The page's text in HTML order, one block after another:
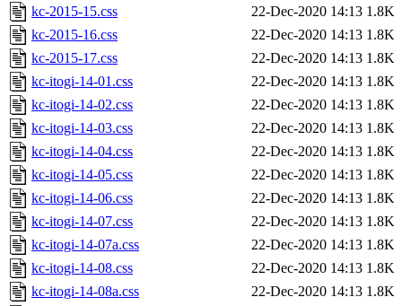
kc-2015-15.css
22-Dec-2020 14:13 1.8K
kc-2015-16.css
22-Dec-2020 14:13 1.8K
kc-2015-17.css
22-Dec-2020 14:13 1.8K
kc-itogi-14-01.css
22-Dec-2020 14:13 1.8K
kc-itogi-14-02.css
22-Dec-2020 14:13 1.8K
kc-itogi-14-03.css
22-Dec-2020 14:13 1.8K
kc-itogi-14-04.css
22-Dec-2020 14:13 1.8K
kc-itogi-14-05.css
22-Dec-2020 14:13 1.8K
kc-itogi-14-06.css
22-Dec-2020 14:13 1.8K
kc-itogi-14-07.css
22-Dec-2020 14:13 1.8K
kc-itogi-14-07a.css
22-Dec-2020 14:13 1.8K
kc-itogi-14-08.css
22-Dec-2020 14:13 1.8K
kc-itogi-14-08a.css
22-Dec-2020 14:13 1.8K